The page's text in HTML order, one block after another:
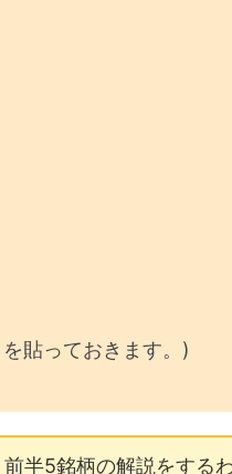
貼っておきます。)
前半5銘柄の解説をする